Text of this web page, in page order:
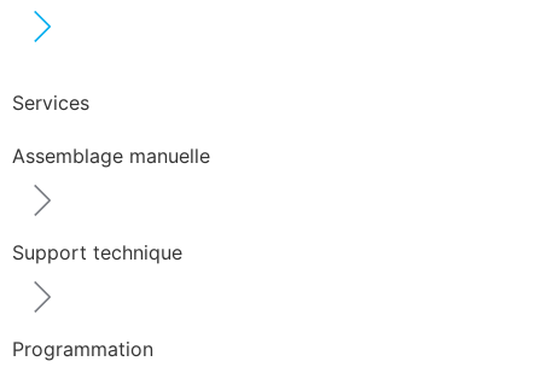
Services
Assemblage manuelle
Support technique
Programmation